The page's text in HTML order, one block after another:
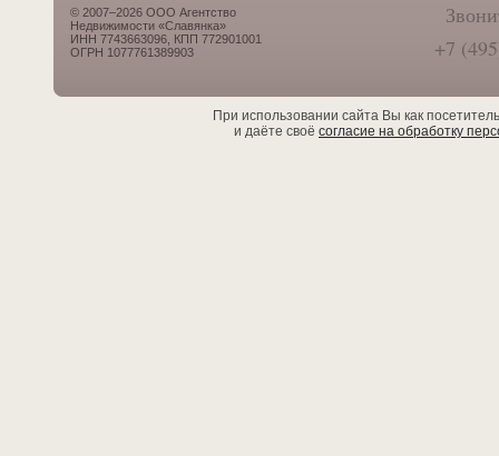
© 2007–2026 ООО Агентство
Недвижимости «Славянка»
ИНН 7743663096, КПП 772901001
ОГРН 1077761389903
+7
При использовании сайта Вы как
и даёте своё согласие на обработку